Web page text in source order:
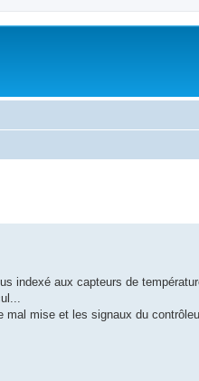
indexé aux capteurs de
mise et les signaux du